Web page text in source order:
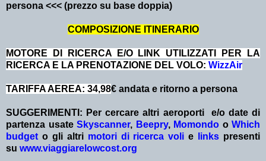
persona <<< (prezzo su base doppia)
COMPOSIZIONE ITINERARIO
MOTORE DI RICERCA E/O LINK UTILIZZATI PER LA
RICERCA E LA PRENOTAZIONE DEL VOLO: WizzAir
TARIFFA AEREA: 34,98€ andata e ritorno a persona
SUGGERIMENTI: Per cercare altri aeroporti e/o date di
partenza usate Skyscanner, Beepry, Momondo o Which
budget o gli altri motori di ricerca voli e links presenti
su www.viaggiarelowcost.org